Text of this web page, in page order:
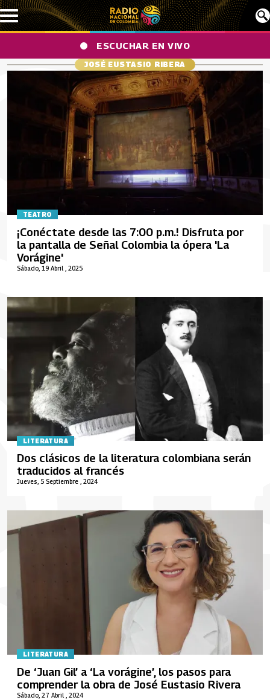
Pasar al contenido principal
ESCUCHAR EN VIVO
JOSÉ EUSTASIO RIBERA
TEATRO
Sábado, 19 Abril , 2025
¡Conéctate desde las 7:00 p.m.! Disfruta por
la pantalla de Señal Colombia la ópera 'La
Vorágine'
LITERATURA
Jueves, 5 Septiembre , 2024
Dos clásicos de la literatura colombiana serán
traducidos al francés
LITERATURA
Sábado, 27 Abril , 2024
De ‘Juan Gil’ a ‘La vorágine’, los pasos para
comprender la obra de José Eustasio Rivera